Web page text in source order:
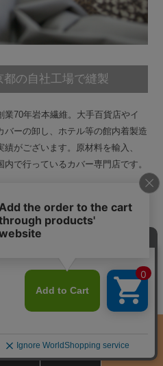
都の自社工場で縫製
70年岩本繊維。大手百貨店やイ
バーの卸し、ホテル等の館内着製造
がございます。原材料を輸入、
で行っているカバー専門店です。
物ガイド カート